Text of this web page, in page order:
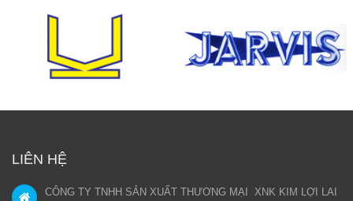
LIÊN HỆ
CÔNG TY TNHH SẢN XUẤT THƯƠNG MẠI XNK KIM LỢI LAI